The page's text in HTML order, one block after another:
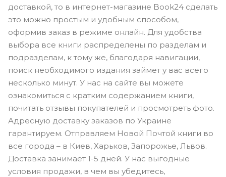
доставкой, то в интернет-магазине Book24 сделать
это можно простым и удобным способом,
оформив заказ в режиме онлайн. Для удобства
выбора все книги распределены по разделам и
подразделам, к тому же, благодаря навигации,
поиск необходимого издания займет у вас всего
несколько минут. У нас на сайте вы можете
ознакомиться с кратким содержанием книги,
почитать отзывы покупателей и просмотреть фото.
Адресную доставку заказов по Украине
гарантируем. Отправляем Новой Почтой книги во
все города – в Киев, Харьков, Запорожье, Львов.
Доставка занимает 1-5 дней. У нас выгодные
условия продажи, в чем вы убедитесь,